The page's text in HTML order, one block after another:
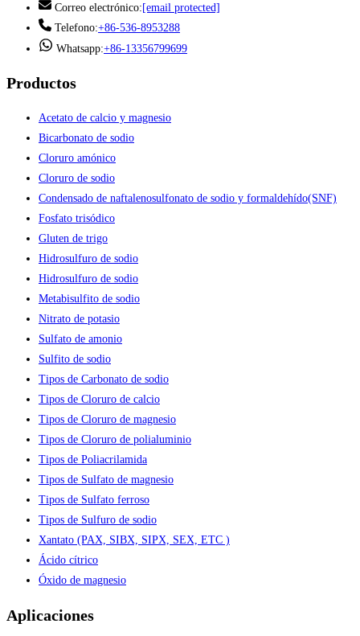
Correo electrónico: [email protected]
Telefono:+86-536-8953288
Whatsapp:+86-13356799699
Productos
Acetato de calcio y magnesio
Bicarbonato de sodio
Cloruro amónico
Cloruro de sodio
Condensado de naftalenosulfonato de sodio y formaldehído(SNF)
Fosfato trisódico
Gluten de trigo
Hidrosulfuro de sodio
Hidrosulfuro de sodio
Metabisulfito de sodio
Nitrato de potasio
Sulfato de amonio
Sulfito de sodio
Tipos de Carbonato de sodio
Tipos de Cloruro de calcio
Tipos de Cloruro de magnesio
Tipos de Cloruro de polialuminio
Tipos de Poliacrilamida
Tipos de Sulfato de magnesio
Tipos de Sulfato ferroso
Tipos de Sulfuro de sodio
Xantato (PAX, SIBX, SIPX, SEX, ETC )
Ácido cítrico
Óxido de magnesio
Aplicaciones